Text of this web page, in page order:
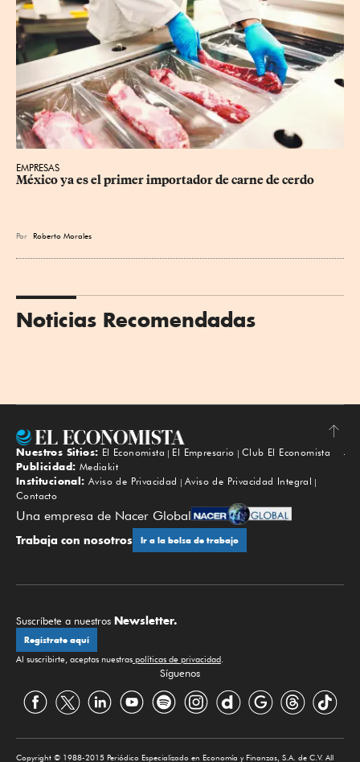
EMPRESAS
México ya es el primer importador de carne de cerdo
Por Roberto Morales
Noticias Recomendadas
Subir
Nuestros Sitios: El Economista El Empresario
Club El Economista
Publicidad: Mediakit
Institucional: Aviso de Privacidad
Aviso de Privacidad Integral
Contacto
Una empresa de Nacer Global
Trabaja con nosotros Ir a la bolsa de trabajo
Suscríbete a nuestros Newsletter.
Regístrate aquí
Al suscribirte, aceptas nuestras políticas de privacidad.
Síguenos
Copyright © 1988-2015 Periódico Especializado en Economía y Finanzas, S.A. de C.V. All